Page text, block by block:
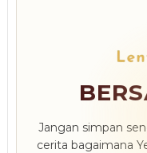
Jangan simpan
cerita bagaimana